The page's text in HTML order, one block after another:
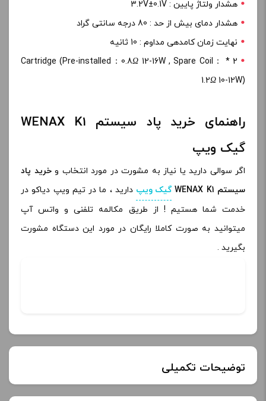
هشدار ولتاژ پایین : 3.2V±0.1V
هشدار دمای بیش از حد : 80 درجه سانتی گراد
نهایت زمان کامدهی مداوم : 10 ثانیه
2 * Cartridge (Pre-installed：0.8
Ω 12-16W , Spare Coil：
1.2Ω 10-12W)
راهنمای خرید پاد سیستم WENAX K1
گیک ویپ
اگر سوالی دارید یا نیاز به مشورت در مورد انتخاب وخرید پاد
سیستم WENAX K1
گیک ویپ دارید ، ما در تیم ویپ دیاکو در
خدمت شما هستیم ! از طریق مکالمه تلفنی و واتس آپ
میتوانید به صورت کاملا رایگان در مورد این دستگاه مشورت
بگیرید .
توضیحات تکمیلی